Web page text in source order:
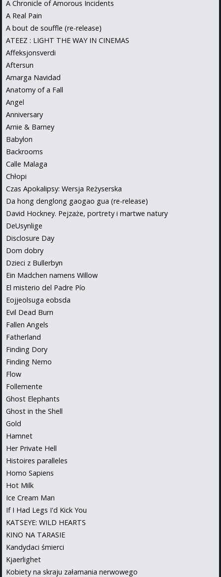
A Chronicle of Amorous Incidents
A Real Pain
A bout de souffle (re-release)
ATEEZ : LIGHT THE WAY IN CINEMAS
Affeksjonsverdi
Aftersun
Amarga Navidad
Anatomy of a Fall
Angel
Anniversary
Arnie & Barney
Babylon
Backrooms
Calle Malaga
Chłopi
Czas Apokalipsy: Wersja Reżyserska
Da hong denglong gaogao gua (re-release)
David Hockney. Pejzaże, portrety i martwe natury
DeUsynlige
Disclosure Day
Dom dobry
Dzieci z Bullerbyn
Ein Madchen namens Willow
El misterio del Padre Pío
Eojjeolsuga eobsda
Evil Dead Burn
Fallen Angels
Fatherland
Finding Dory
Finding Nemo
Flow
Follemente
Ghost Elephants
Ghost in the Shell
Gold
Hamnet
Her Private Hell
Histoires paralleles
Homo Sapiens
Hot Milk
Ice Cream Man
If I Had Legs I'd Kick You
KATSEYE: WILD HEARTS
KINO NA TARASIE
Kandydaci śmierci
Kjaerlighet
Kobiety na skraju załamania nerwowego